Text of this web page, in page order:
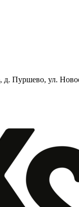
Пуршево, ул.